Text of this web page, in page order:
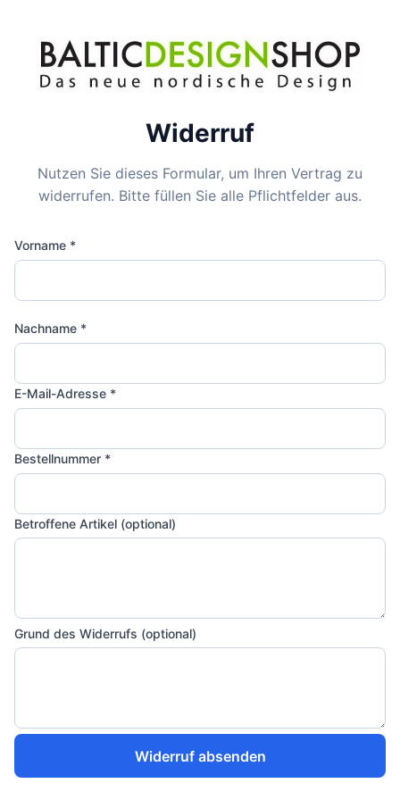
Widerruf
Nutzen Sie dieses Formular, um Ihren Vertrag zu
widerrufen. Bitte füllen Sie alle Pflichtfelder aus.
Vorname *
Nachname *
E-Mail-Adresse *
Bestellnummer *
Betroffene Artikel (optional)
Grund des Widerrufs (optional)
Widerruf absenden